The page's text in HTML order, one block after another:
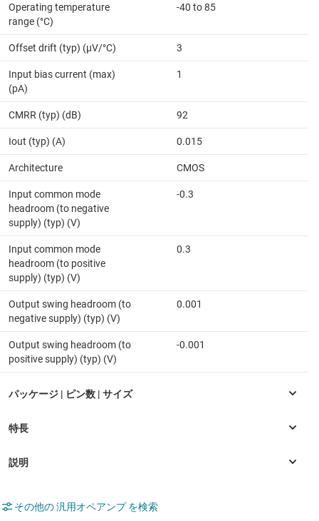
Operating temperature
range (°C)
-40 to 85
Offset drift (typ) (µV/°C) 3
Input bias current (max)
(pA)
1
CMRR (typ) (dB) 92
Iout (typ) (A) 0.015
Architecture CMOS
Input common mode
headroom (to negative
supply) (typ) (V)
-0.3
Input common mode
headroom (to positive
supply) (typ) (V)
0.3
Output swing headroom (to
negative supply) (typ) (V)
0.001
Output swing headroom (to
positive supply) (typ) (V)
-0.001
その他の 汎用オペアンプ を検索